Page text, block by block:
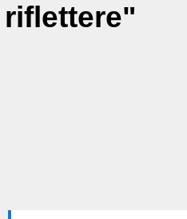
riflettere"